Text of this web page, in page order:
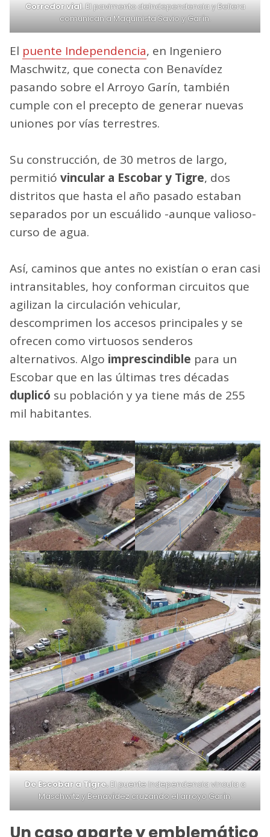
Corredor vial. El pavimento deIndependencia y Beliera
comunican a Maquinista Savio y Garín.
El puente Independencia, en Ingeniero
Maschwitz, que conecta con Benavídez
pasando sobre el Arroyo Garín, también
cumple con el precepto de generar nuevas
uniones por vías terrestres.
Su construcción, de 30 metros de largo,
permitió vincular a Escobar y Tigre, dos
distritos que hasta el año pasado estaban
separados por un escuálido -aunque valioso-
curso de agua.
Así, caminos que antes no existían o eran casi
intransitables, hoy conforman circuitos que
agilizan la circulación vehicular,
descomprimen los accesos principales y se
ofrecen como virtuosos senderos
alternativos. Algo imprescindible para un
Escobar que en las últimas tres décadas
duplicó su población y ya tiene más de 255
mil habitantes.
De Escobar a Tigre.El puente Independencia vincula a
Maschwitz y Benavídez cruzando el arroyo Garín.